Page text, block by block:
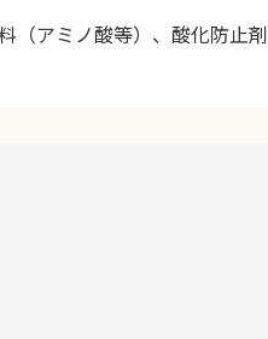
アミノ酸等）、酸化防止剤